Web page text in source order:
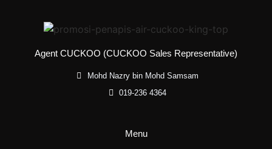
Agent CUCKOO (CUCKOO Sales Representative)
Mohd Nazry bin Mohd Samsam
019-236 4364
Menu